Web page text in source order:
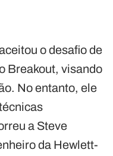
o desafio de
Breakout, visando
No entanto, ele
a Steve
da Hewlett-